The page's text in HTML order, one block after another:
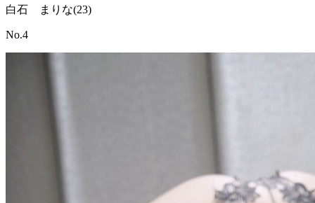
白石 まりな(23)
No.4